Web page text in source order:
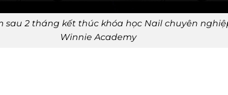
sau 2 tháng kết thúc khóa học Nail chuyên
Winnie Academy